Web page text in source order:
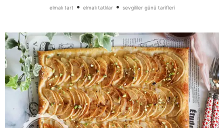
elmalı tart • elmalı tatlılar• sevgililer günü tarifleri